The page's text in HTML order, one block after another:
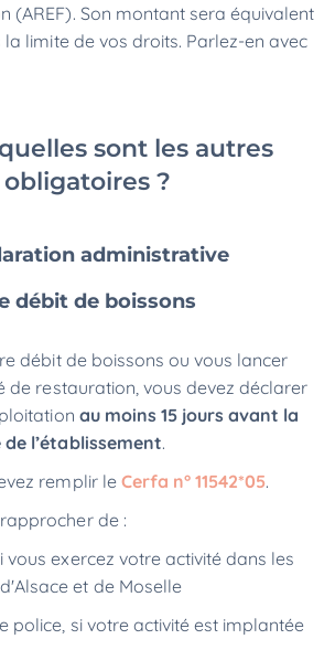
(AREF). Son montant sera équivalent
la limite de vos droits. Parlez-en avec
sont les autres
?
administrative
débit de boissons
débit de boissons ou vous lancer
de restauration, vous devez déclarer
au moins 15 jours avant la
l’établissement.
remplir le Cerfa n° 11542*05.
de :
vous exercez votre activité dans les
et de Moselle
police, si votre activité est implantée